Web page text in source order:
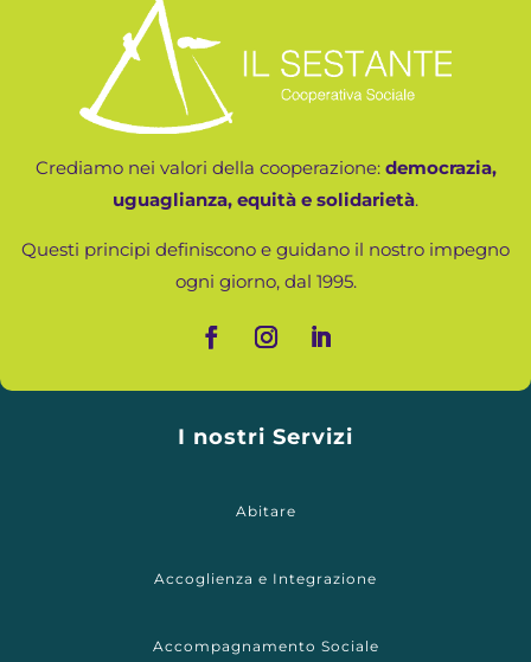
Crediamo nei valori della cooperazione: democrazia,
uguaglianza, equità e solidarietà.
Questi principi definiscono e guidano il nostro impegno
ogni giorno, dal 1995.
I nostri Servizi
Abitare
Accoglienza e Integrazione
Accompagnamento Sociale